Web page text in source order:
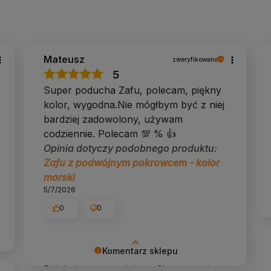
i wyprostowany kręgosłup są w zasięgu już od
lub ujmujesz łuskę gryki.
w niskiej temperaturze. Wewnętrznego z łuską gryki
pozycjach leżących.
Komentarz sklepu
Mateusz zweryfikowano
5
Super poducha Zafu, polecam, piękny
kolor, wygodna.Nie mógłbym być z niej
bardziej zadowolony, używam
codziennie. Polecam 💯 % 👍️
Opinia dotyczy podobnego produktu:
Zafu z podwójnym pokrowcem - kolor
morski
5/7/2026
0 0